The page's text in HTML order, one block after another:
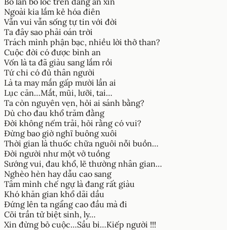
Ngoài kia lắm kẻ hóa điên
Vẫn vui vẫn sống tự tin với đời
Ta đây sao phải oán trời
Trách mình phận bạc, nhiều lời thở than?
Cuộc đời có được bình an
Vốn là ta đã giàu sang lắm rồi
Tứ chi có đủ thân người
Là ta may mắn gấp mười lần ai
Lục căn…Mắt, mũi, lưỡi, tai…
Ta còn nguyên vẹn, hỏi ai sánh bằng?
Dù cho đau khổ trăm đằng
Đời không nếm trải, hỏi rằng có vui?
Đừng bao giờ nghĩ buông xuôi
Thời gian là thuốc chữa nguôi nỗi buồn…
Đời người như một vở tuồng
Sướng vui, đau khổ, lẽ thường nhân gian…
Nghèo hèn hay dẫu cao sang
Tâm mình chế ngự là đang rất giàu
Khó khăn gian khổ dãi dầu
Đứng lên ta ngẩng cao đầu mà đi
Cõi trần tử biệt sinh, ly…
Xin đừng bỏ cuộc…Sầu bi…Kiếp người !!!